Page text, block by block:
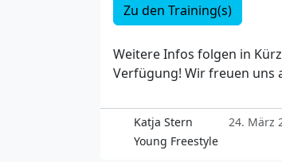
Zu den Training(s)
Weitere Infos folgen in
Verfügung! Wir freuen uns
Katja Stern
24. März
Young Freestyle